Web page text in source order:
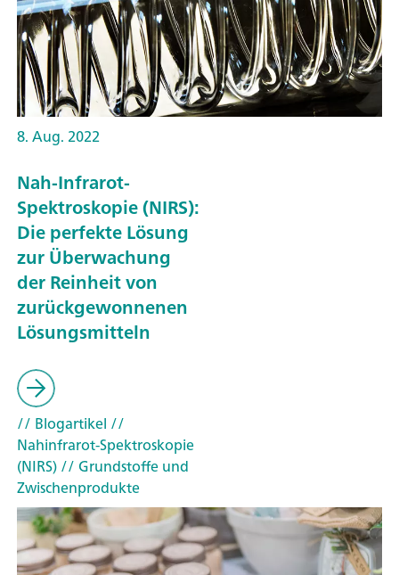
8. Aug. 2022
Nah-Infrarot-
Spektroskopie (NIRS):
Die perfekte Lösung
zur Überwachung
der Reinheit von
zurückgewonnenen
Lösungsmitteln
// Blogartikel //
Nahinfrarot-Spektroskopie
(NIRS)// Grundstoffe und
Zwischenprodukte